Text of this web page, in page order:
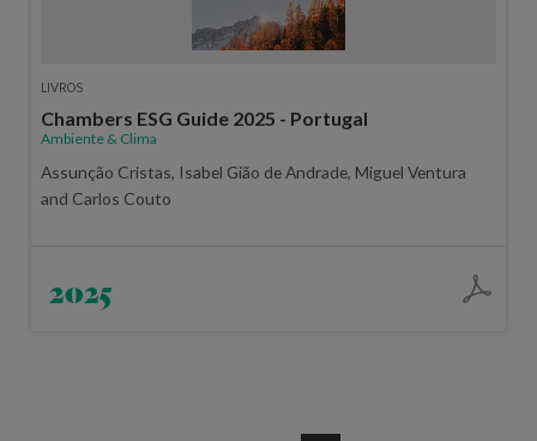
LIVROS
Chambers ESG Guide 2025 - Portugal
Ambiente & Clima
Assunção Cristas, Isabel Gião de Andrade, Miguel Ventura
and Carlos Couto
2025